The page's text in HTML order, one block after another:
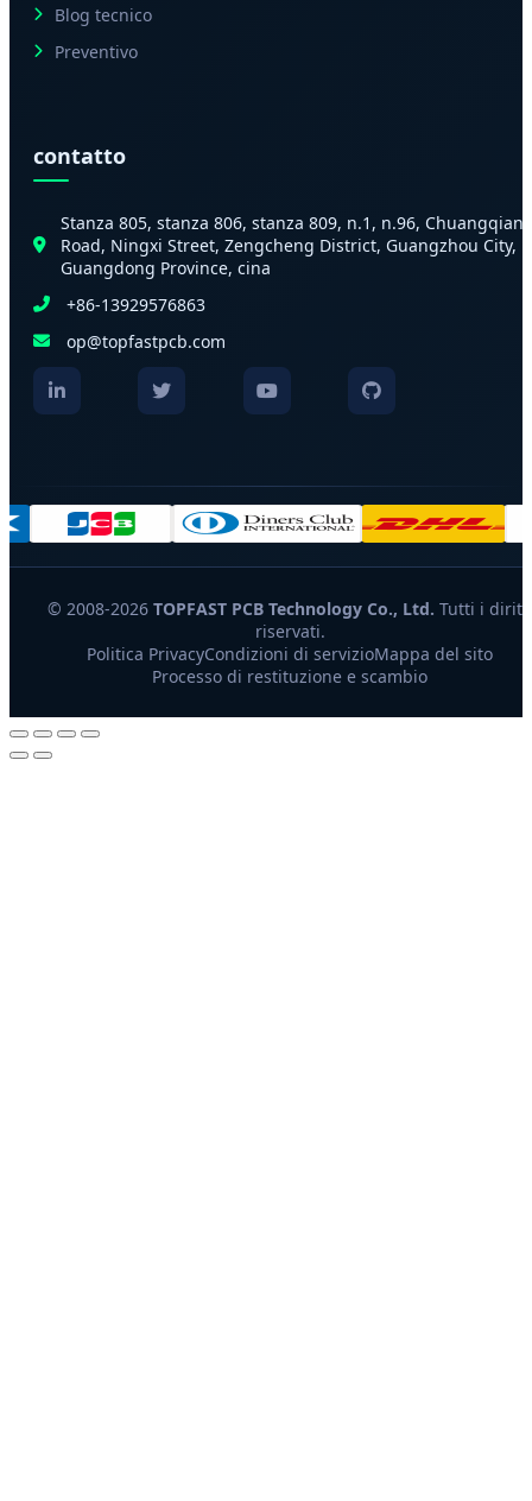
Blog tecnico
Preventivo
contatto
Stanza 805, stanza 806, stanza 809, n.1, n.96,
Road, Ningxi Street, Zengcheng District, Guangzhou City,
Guangdong Province, cina
+86-13929576863
op@topfastpcb.com
© 2008-2026 TOPFAST PCB Technology Co., Ltd. Tutti i diritti
riservati.
Politica PrivacyCondizioni di servizioMappa del sito
Processo di restituzione e scambio